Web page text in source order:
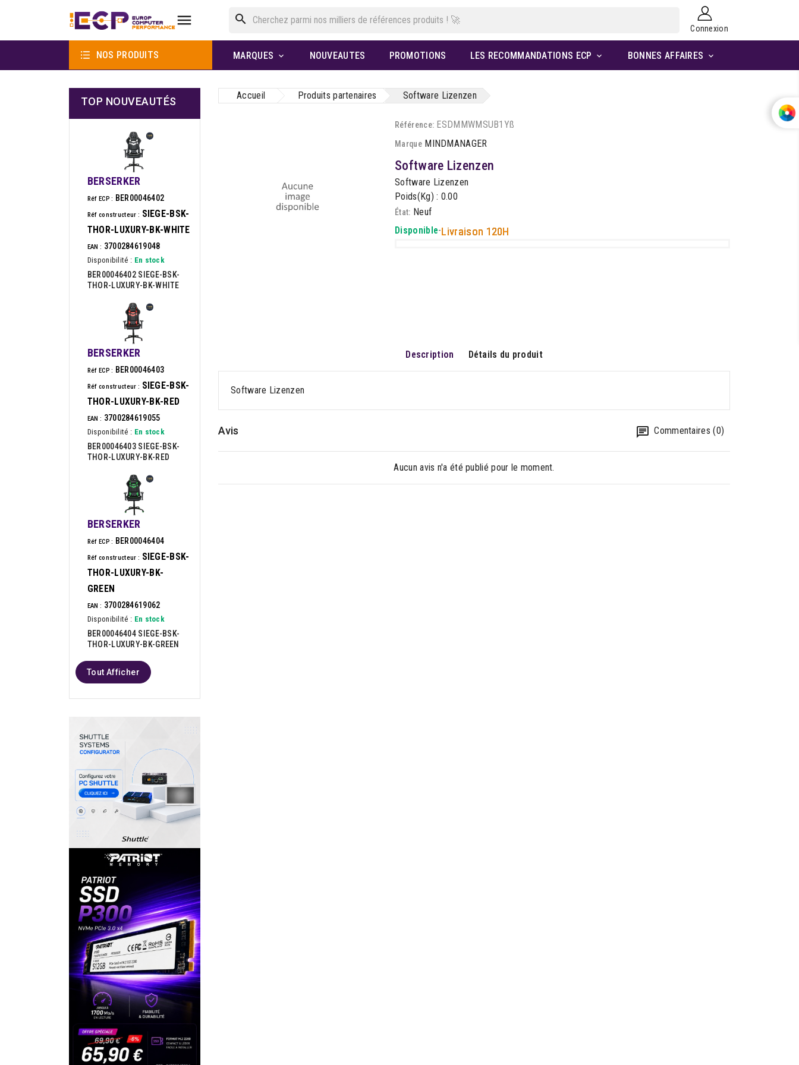
 search
Connexion
 NOS PRODUITS MARQUES  NOUVEAUTES PROMOTIONS LES RECOMMANDATIONS ECP  BONNES AFFAIRES 
TOP NOUVEAUTÉS
BERSERKER
Réf ECP : BER00046402
Réf constructeur : SIEGE-BSK-
THOR-LUXURY-BK-WHITE
EAN : 3700284619048
Disponibilité : En stock
BER00046402 SIEGE-BSK-
THOR-LUXURY-BK-WHITE
BERSERKER
Réf ECP : BER00046403
Réf constructeur : SIEGE-BSK-
THOR-LUXURY-BK-RED
EAN : 3700284619055
Disponibilité : En stock
BER00046403 SIEGE-BSK-
THOR-LUXURY-BK-RED
BERSERKER
Réf ECP : BER00046404
Réf constructeur : SIEGE-BSK-
THOR-LUXURY-BK-
GREEN
EAN : 3700284619062
Disponibilité : En stock
BER00046404 SIEGE-BSK-
THOR-LUXURY-BK-GREEN
Tout Afficher
Accueil Produits partenaires Software Lizenzen
Référence: ESDMMWMSUB1Yß
Marque MINDMANAGER
Software Lizenzen
Software Lizenzen
Poids(Kg) : 0.00
État: Neuf
Disponible-Livraison 120H
Description Détails du produit
Software Lizenzen
Avis Commentaires (0)
Aucun avis n'a été publié pour le moment.